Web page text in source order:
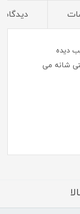
دیده
شانه می